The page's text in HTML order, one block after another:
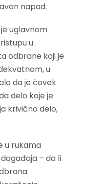
napad.
uglavnom
u
odbrane koji je
u
da je čovek
delo koje je
krivično delo,
u rukama
– da li